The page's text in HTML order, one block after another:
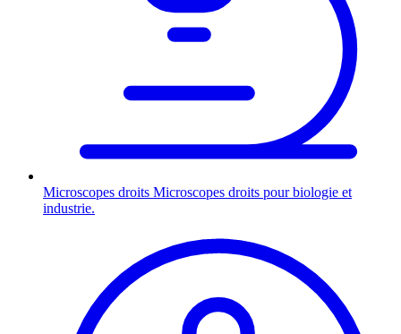
Microscopes droits Microscopes droits pour biologie et
industrie.